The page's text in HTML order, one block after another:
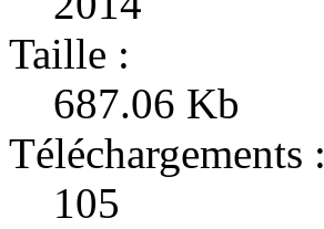
Taille :
687.06 Kb
Téléchargements :
105